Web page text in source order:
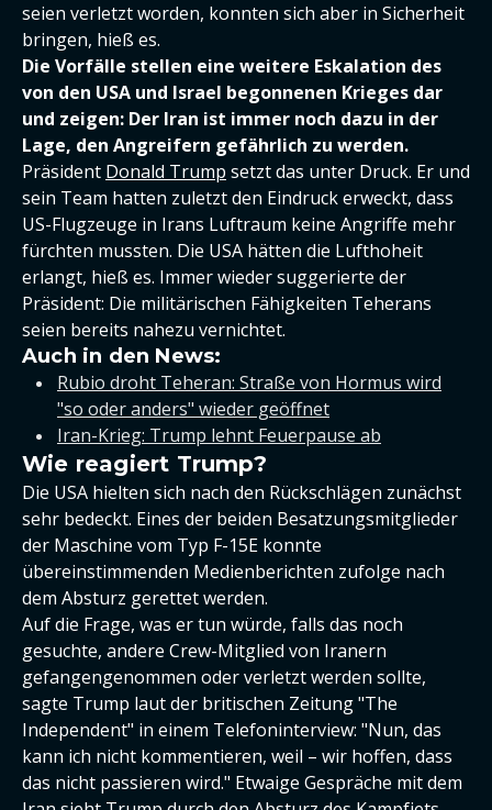
seien verletzt worden, konnten sich aber in Sicherheit
bringen, hieß es.
Die Vorfälle stellen eine weitere Eskalation des
von den USA und Israel begonnenen Krieges dar
und zeigen: Der Iran ist immer noch dazu in der
Lage, den Angreifern gefährlich zu werden.
Präsident Donald Trump setzt das unter Druck. Er und
sein Team hatten zuletzt den Eindruck erweckt, dass
US-Flugzeuge in Irans Luftraum keine Angriffe mehr
fürchten mussten. Die USA hätten die Lufthoheit
erlangt, hieß es. Immer wieder suggerierte der
Präsident: Die militärischen Fähigkeiten Teherans
seien bereits nahezu vernichtet.
Auch in den News:
Rubio droht Teheran: Straße von Hormus wird
"so oder anders" wieder geöffnet
Iran-Krieg: Trump lehnt Feuerpause ab
Wie reagiert Trump?
Die USA hielten sich nach den Rückschlägen zunächst
sehr bedeckt. Eines der beiden Besatzungsmitglieder
der Maschine vom Typ F-15E konnte
übereinstimmenden Medienberichten zufolge nach
dem Absturz gerettet werden.
Auf die Frage, was er tun würde, falls das noch
gesuchte, andere Crew-Mitglied von Iranern
gefangengenommen oder verletzt werden sollte,
sagte Trump laut der britischen Zeitung "The
Independent" in einem Telefoninterview: "Nun, das
kann ich nicht kommentieren, weil – wir hoffen, dass
das nicht passieren wird." Etwaige Gespräche mit dem